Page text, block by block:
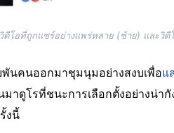
ดีโอที่ถูกแชร์อย่างแพร่หลาย (ซ้าย) และวิดี
พันคนออกมาชุมนุมอย่างสงบเพื่อแ
ดูโรที่ชนะการเลือกตั้งอย่างน่ากั
งนี้